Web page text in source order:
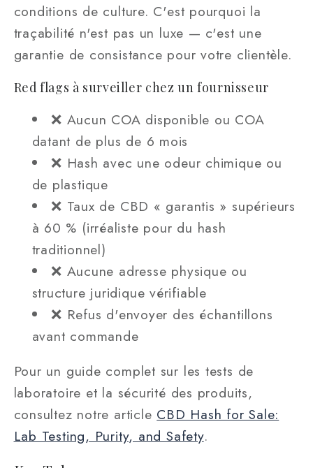
conditions de culture. C'est pourquoi la
traçabilité n'est pas un luxe — c'est une
garantie de consistance pour votre clientèle.
Red flags à surveiller chez un fournisseur
❌ Aucun COA disponible ou COA
datant de plus de 6 mois
❌ Hash avec une odeur chimique ou
de plastique
❌ Taux de CBD « garantis » supérieurs
à 60 % (irréaliste pour du hash
traditionnel)
❌ Aucune adresse physique ou
structure juridique vérifiable
❌ Refus d'envoyer des échantillons
avant commande
Pour un guide complet sur les tests de
laboratoire et la sécurité des produits,
consultez notre article CBD Hash for Sale:
Lab Testing, Purity, and Safety.